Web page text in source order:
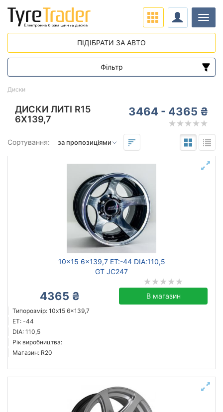
ДИСКИ ЛИТІ R15
6X139,7
3464 - 4365 ₴
Сортування:
10x15 6x139,7 ET:-44 DIA:110,5
GT JC247
4365 ₴ В магазин
Типорозмір: 10x15 6x139,7
ET: -44
DIA: 110,5
Рік виробництва:
Магазин: R20
Диски
ПІДІБРАТИ ЗА АВТО
Фільтр
від
до
до
JT
Усі бренди
литий